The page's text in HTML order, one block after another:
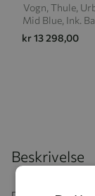
Beskrivelse
Vogn, Thule,
Mid Blue, Ink.
kr 13 298,00